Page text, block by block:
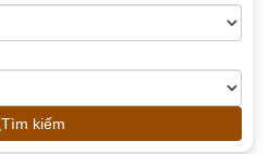
Tìm kiếm